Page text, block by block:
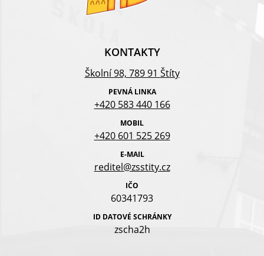
KONTAKTY
Školní 98, 789 91 Štíty
PEVNÁ LINKA
+420 583 440 166
MOBIL
+420 601 525 269
E-MAIL
reditel@zsstity.cz
IČO
60341793
ID DATOVÉ SCHRÁNKY
zscha2h